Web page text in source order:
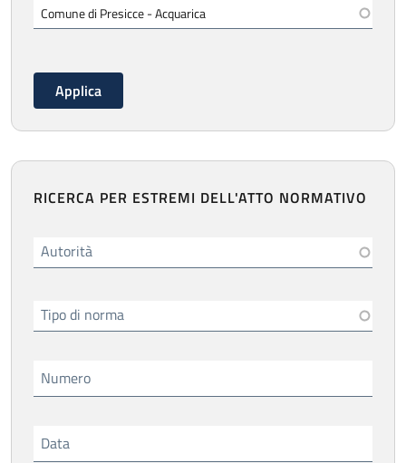
RICERCA PER ESTREMI DELL'ATTO NORMATIVO
Autorità
Tipo di norma
Numero
Data